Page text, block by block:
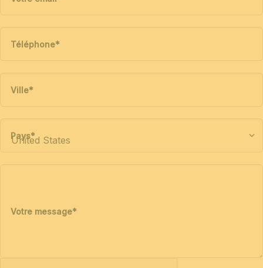
Téléphone*
Ville*
Pays*
Votre message*